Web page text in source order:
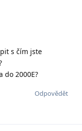
s čím jste
do 2000E?
Odpovědět